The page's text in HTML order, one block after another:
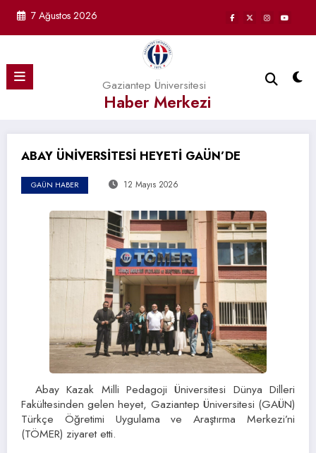
7 Ağustos 2026
Gaziantep Üniversitesi
Haber Merkezi
ABAY ÜNİVERSİTESİ HEYETİ GAÜN’DE
GAÜN HABER 12 Mayıs 2026
Abay Kazak Milli Pedagoji Üniversitesi Dünya Dilleri
Fakültesinden gelen heyet, Gaziantep Üniversitesi (GAÜN)
Türkçe Öğretimi Uygulama ve Araştırma Merkezi’ni
(TÖMER) ziyaret etti.